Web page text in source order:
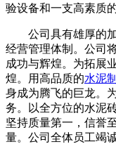
验设备和一支高素质
公司具有雄厚的加
经营管理体制。公司
成功与辉煌。为拓展
煌。用高品质的水泥
身成为腾飞的巨龙。
务。以全方位的水泥
坚持质量第一，信誉
量。公司全体员工竭